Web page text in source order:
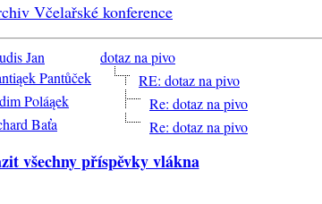
Včelařské konference
Jan
dotaz na pivo
Pantůček
RE: dotaz na pivo
Poláąek
Re: dotaz na pivo
Baťa Re: dotaz na pivo
všechny příspěvky vlákna